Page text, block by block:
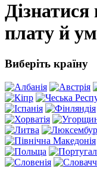
Дізнатися
плату й
Виберіть країну